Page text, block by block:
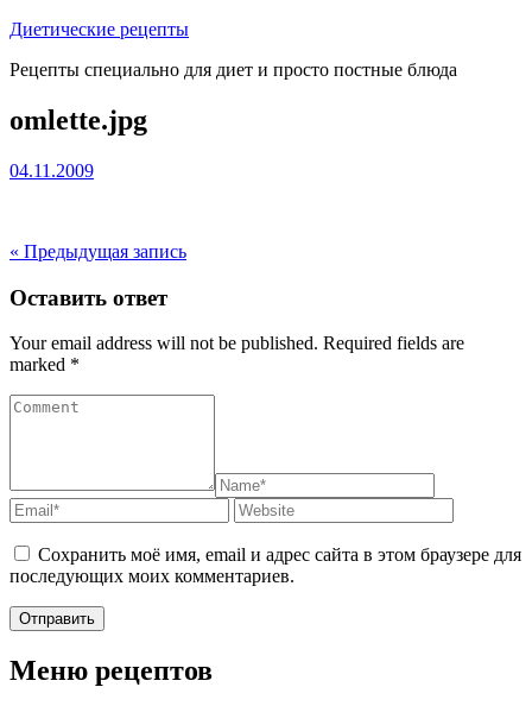
Перейти
содержимому
Диетические рецепты
Рецепты специально для диет и просто постные блюда
omlette.jpg
04.11.2009
« Предыдущая запись
Оставить ответ
Your email address will not be published. Required fields are
marked *
Сохранить моё имя, email и адрес сайта в этом браузере для
последующих моих комментариев.
Меню рецептов